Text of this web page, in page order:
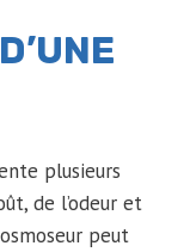
plusieurs
de l’odeur et
peut